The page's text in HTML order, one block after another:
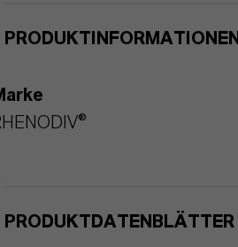
PRODUKTINFORMATIONEN
PRODUKTDATENBLÄTTER